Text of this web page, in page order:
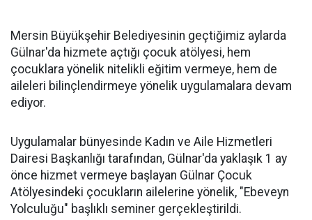
Mersin Büyükşehir Belediyesinin geçtiğimiz aylarda
Gülnar'da hizmete açtığı çocuk atölyesi, hem
çocuklara yönelik nitelikli eğitim vermeye, hem de
aileleri bilinçlendirmeye yönelik uygulamalara devam
ediyor.
Uygulamalar bünyesinde Kadın ve Aile Hizmetleri
Dairesi Başkanlığı tarafından, Gülnar'da yaklaşık 1 ay
önce hizmet vermeye başlayan Gülnar Çocuk
Atölyesindeki çocukların ailelerine yönelik, "Ebeveyn
Yolculuğu" başlıklı seminer gerçekleştirildi.